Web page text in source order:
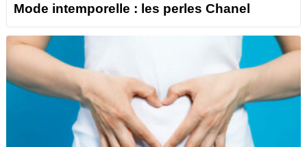
Mode intemporelle : les perles Chanel